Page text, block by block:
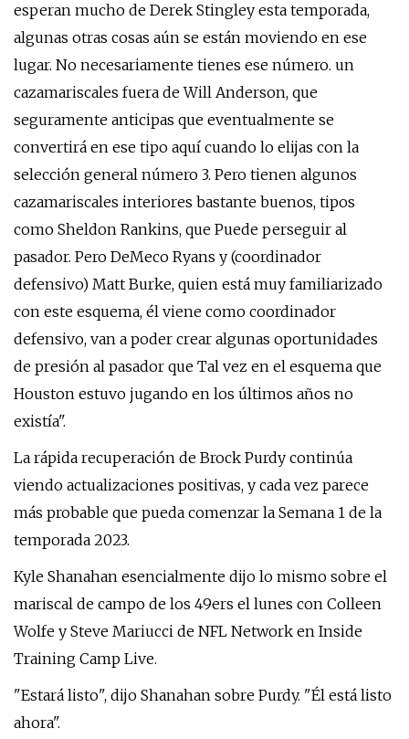
esperan mucho de Derek Stingley esta temporada,
algunas otras cosas aún se están moviendo en ese
lugar. No necesariamente tienes ese número. un
cazamariscales fuera de Will Anderson, que
seguramente anticipas que eventualmente se
convertirá en ese tipo aquí cuando lo elijas con la
selección general número 3. Pero tienen algunos
cazamariscales interiores bastante buenos, tipos
como Sheldon Rankins, que Puede perseguir al
pasador. Pero DeMeco Ryans y (coordinador
defensivo) Matt Burke, quien está muy familiarizado
con este esquema, él viene como coordinador
defensivo, van a poder crear algunas oportunidades
de presión al pasador que Tal vez en el esquema que
Houston estuvo jugando en los últimos años no
existía".
La rápida recuperación de Brock Purdy continúa
viendo actualizaciones positivas, y cada vez parece
más probable que pueda comenzar la Semana 1 de la
temporada 2023.
Kyle Shanahan esencialmente dijo lo mismo sobre el
mariscal de campo de los 49ers el lunes con Colleen
Wolfe y Steve Mariucci de NFL Network en Inside
Training Camp Live.
"Estará listo", dijo Shanahan sobre Purdy. "Él está listo
ahora".